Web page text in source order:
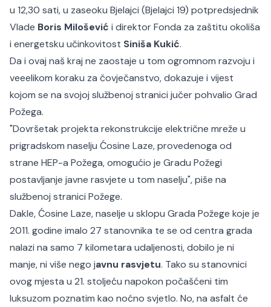
u 12,30 sati, u zaseoku Bjelajci (Bjelajci 19) potpredsjednik
Vlade Boris Milošević i direktor Fonda za zaštitu okoliša
i energetsku učinkovitost Siniša Kukić.
Da i ovaj naš kraj ne zaostaje u tom ogromnom razvoju i
veeelikom koraku za čovječanstvo, dokazuje i vijest
kojom se na svojoj službenoj stranici jučer pohvalio Grad
Požega.
"Dovršetak projekta rekonstrukcije električne mreže u
prigradskom naselju Ćosine Laze, provedenoga od
strane HEP-a Požega, omogućio je Gradu Požegi
postavljanje javne rasvjete u tom naselju", piše na
službenoj stranici Požege.
Dakle, Ćosine Laze, naselje u sklopu Grada Požege koje je
2011. godine imalo 27 stanovnika te se od centra grada
nalazi na samo 7 kilometara udaljenosti, dobilo je ni
manje, ni više nego javnu rasvjetu. Tako su stanovnici
ovog mjesta u 21. stoljeću napokon počašćeni tim
luksuzom poznatim kao noćno svjetlo. No, na asfalt će